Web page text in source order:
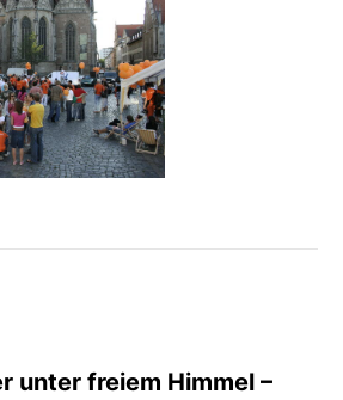
unter freiem Himmel –